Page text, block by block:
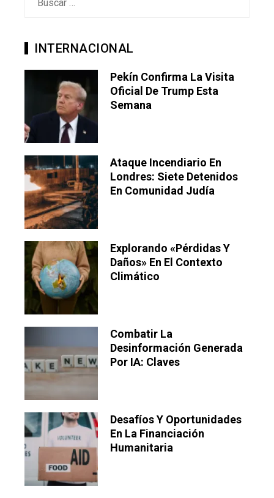
INTERNACIONAL
Pekín Confirma La Visita
Oficial De Trump Esta
Semana
Ataque Incendiario En
Londres: Siete Detenidos
En Comunidad Judía
Explorando «pérdidas Y
Daños» En El Contexto
Climático
Combatir La
Desinformación Generada
Por IA: Claves
Desafíos Y Oportunidades
En La Financiación
Humanitaria